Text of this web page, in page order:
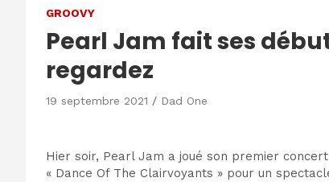
GROOVY
Pearl Jam fait ses
regardez
19 septembre 2021 Dad One
Hier soir, Pearl Jam a joué son premier
« Dance Of The Clairvoyants » pour un